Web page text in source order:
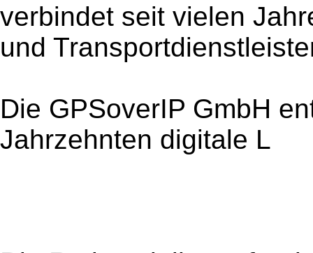
verbindet seit vielen
und
Die GPSoverIP GmbH
Jahrzehnten digitale L